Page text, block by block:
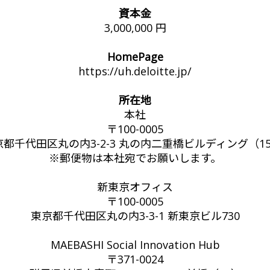
資本金
3,000,000 円
HomePage
https://uh.deloitte.jp/
所在地
本社
〒100-0005
都千代田区丸の内3-2-3 丸の内二重橋ビルディング（
※郵便物は本社宛でお願いします。
新東京オフィス
〒100-0005
東京都千代田区丸の内3-3-1 新東京ビル730
MAEBASHI Social Innovation Hub
〒371-0024